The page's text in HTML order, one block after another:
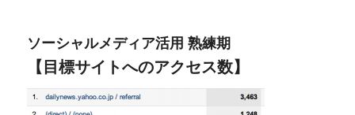
ソーシャルメディア活用 熟練期
【目標サイトへのアクセス数】